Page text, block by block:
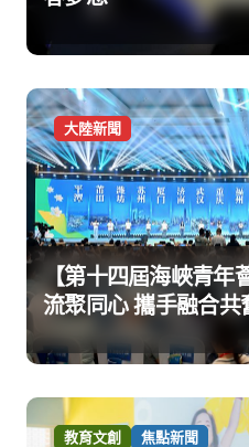
大陸新聞
【第十四屆海峽青年
流聚同心 攜手融合共
教育文創 焦點新聞